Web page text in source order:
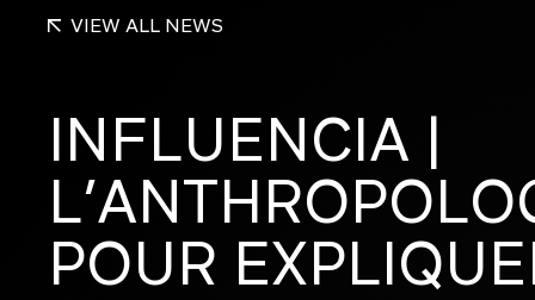
Lonsdale+Partners est une plateforme
experts du branding, du design et de la
Un collectif, 6 marques et une même
VIEW ALL NEWS
INFLUENCIA |
POUR